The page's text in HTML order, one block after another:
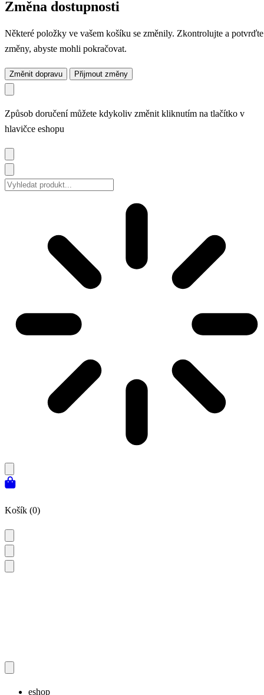
Změna dostupnosti
Některé položky ve vašem košíku se změnily. Zkontrolujte a potvrďte
změny, abyste mohli pokračovat.
Změnit dopravu Přijmout změny
Způsob doručení můžete kdykoliv změnit kliknutím na tlačítko v
hlavičce eshopu
Košík (0)
eshop